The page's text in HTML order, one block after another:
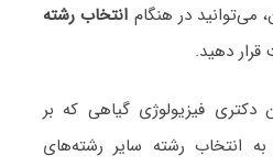
می‌توانید در هنگام انتخاب رشته
قرار دهید.
دکتری فیزیولوژی گیاهی که بر
به انتخاب رشته سایر رشته‌های